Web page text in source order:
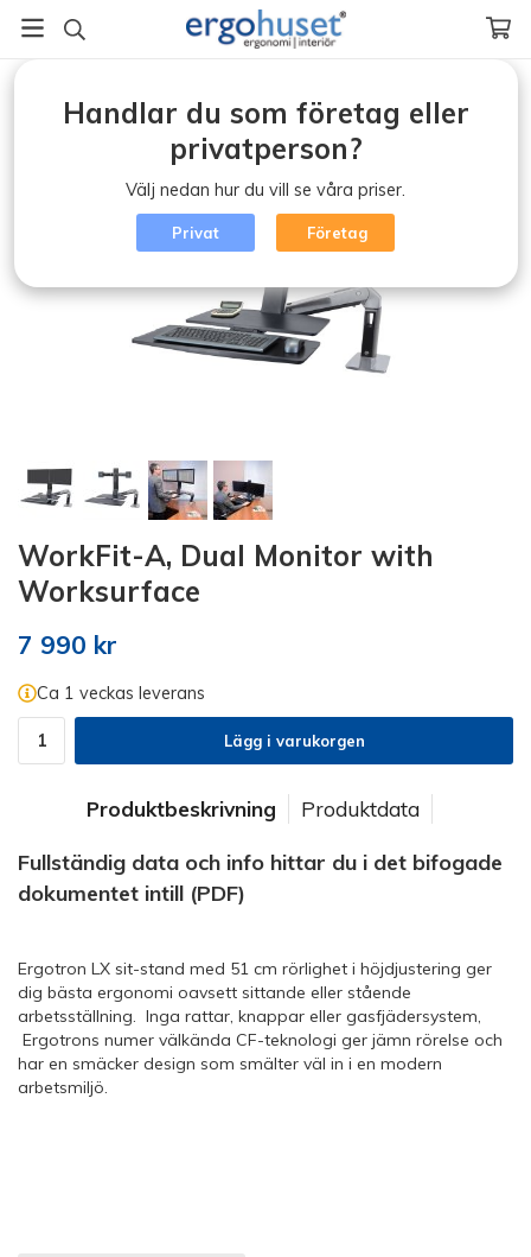
WorkFit-A, Dual Monitor with Worksurface
WorkFit-A, Dual Monitor with
Worksurface
7 990 kr
Ca 1 veckas leverans
Lägg i varukorgen
Produktbeskrivning Produktdata
Fullständig data och info hittar du i det bifogade
dokumentet intill (PDF)
Ergotron LX sit-stand med 51 cm rörlighet i höjdjustering ger
dig bästa ergonomi oavsett sittande eller stående
arbetsställning. Inga rattar, knappar eller gasfjädersystem,
Ergotrons numer välkända CF-teknologi ger jämn rörelse och
har en smäcker design som smälter väl in i en modern
arbetsmiljö.
Handlar du som företag eller
privatperson?
Välj nedan hur du vill se våra priser.
Privat Företag